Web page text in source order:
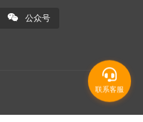
公众号
联系客服